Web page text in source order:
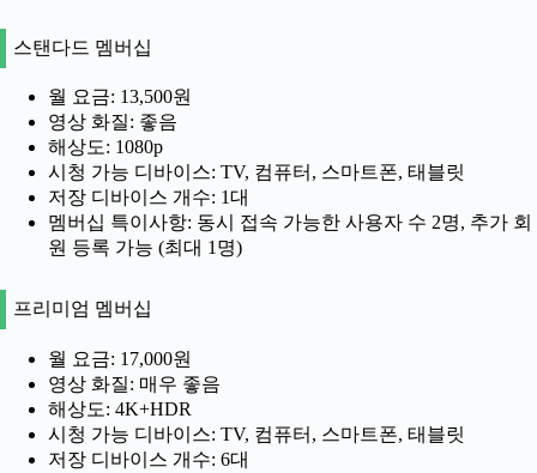
스탠다드 멤버십
월 요금: 13,500원
영상 화질: 좋음
해상도: 1080p
시청 가능 디바이스: TV, 컴퓨터, 스마트폰, 태블릿
저장 디바이스 개수: 1대
멤버십 특이사항: 동시 접속 가능한 사용자 수 2명, 추가 회
원 등록 가능 (최대 1명)
프리미엄 멤버십
월 요금: 17,000원
영상 화질: 매우 좋음
해상도: 4K+HDR
시청 가능 디바이스: TV, 컴퓨터, 스마트폰, 태블릿
저장 디바이스 개수: 6대